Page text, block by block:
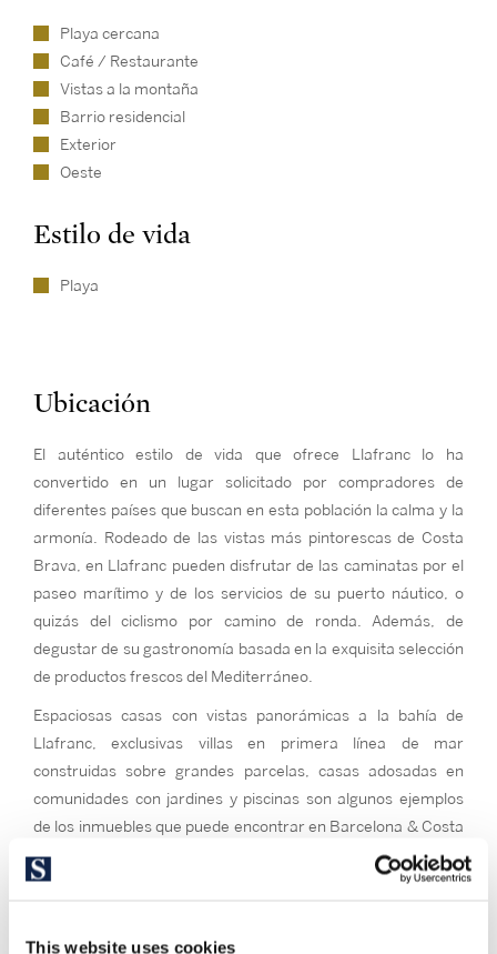
This website uses cookies
Playa cercana
Café / Restaurante
Vistas a la montaña
Barrio residencial
Exterior
Oeste
Estilo de vida
Playa
Ubicación
El auténtico estilo de vida que ofrece Llafranc lo ha
convertido en un lugar solicitado por compradores de
diferentes países que buscan en esta población la calma y la
armonía. Rodeado de las vistas más pintorescas de Costa
Brava, en Llafranc pueden disfrutar de las caminatas por el
paseo marítimo y de los servicios de su puerto náutico, o
quizás del ciclismo por camino de ronda. Además, de
degustar de su gastronomía basada en la exquisita selección
de productos frescos del Mediterráneo.
Espaciosas casas con vistas panorámicas a la bahía de
Llafranc, exclusivas villas en primera línea de mar
construidas sobre grandes parcelas, casas adosadas en
comunidades con jardines y piscinas son algunos ejemplos
de los inmuebles que puede encontrar en Barcelona & Costa
Brava Sotheby’s International Realty. Contáctenos y
aportaremos toda nuestra experiencia para lograr éxito en